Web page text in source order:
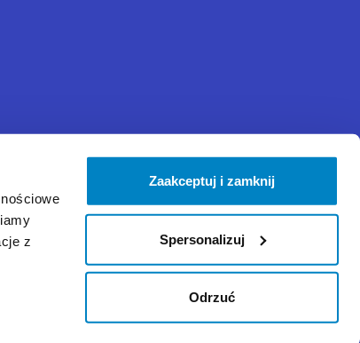
z
Zaakceptuj i zamknij
Spersonalizuj
Odrzuć